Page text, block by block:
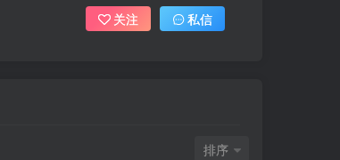
关注 私信
排序